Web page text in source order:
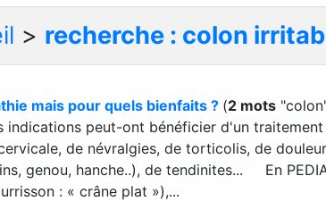
> recherche : colon
mais pour quels bienfaits ? (2 mots
indications peut-ont bénéficier d'un
de névralgies, de torticolis, de
genou, hanche..), de tendinites... En
: « crâne plat »),...